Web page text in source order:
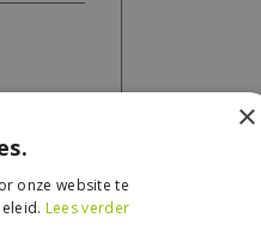
×
onze website te
Lees verder